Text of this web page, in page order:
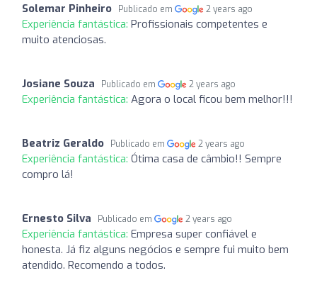
Solemar Pinheiro Publicado em 2 years ago
Experiência fantástica: Profissionais competentes e
muito atenciosas.
Josiane Souza Publicado em 2 years ago
Experiência fantástica: Agora o local ficou bem melhor!!!
Beatriz Geraldo Publicado em 2 years ago
Experiência fantástica: Ótima casa de câmbio!! Sempre
compro lá!
Ernesto Silva Publicado em 2 years ago
Experiência fantástica: Empresa super confiável e
honesta. Já fiz alguns negócios e sempre fui muito bem
atendido. Recomendo a todos.